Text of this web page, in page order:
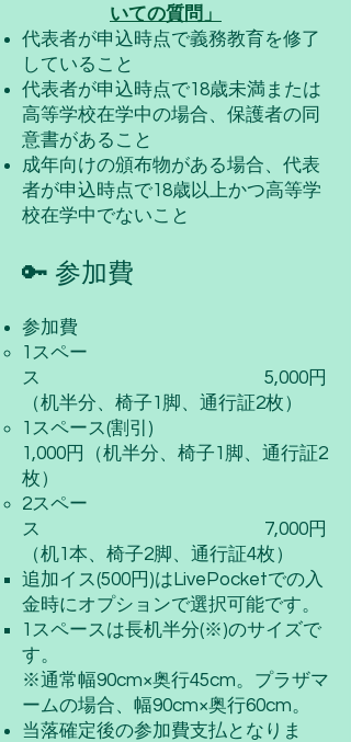
いての質問」
代表者が申込時点で義務教育を修了
していること
代表者が申込時点で18歳未満または
高等学校在学中の場合、保護者の同
意書があること
成年向けの頒布物がある場合、代表
者が申込時点で18歳以上かつ高等学
校在学中でないこと
🔑 参加費
参加費
1 スペー
ス 5,000円
（机半分、椅子1脚、通行証2枚）​
1スペース(割引)
1,000円（机半分、椅子1脚、通行証2
枚）
2スペー
ス
7,000円
（机1本、椅子2脚、通行証4枚）
​追加イス(500円)はLivePocketでの入
金時にオプションで選択可能です。
1スペースは長机半分(※)のサイズで
す。
※通常幅90cm×奥行45cm。プラザマ
ームの場合、幅90cm×奥行60cm。
​当落確定後の参加費支払となりま